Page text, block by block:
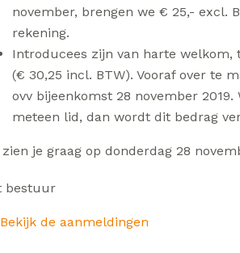
november, brengen we € 25,- excl.
rekening.
Introducees zijn van harte welkom,
(€ 30,25 incl. BTW). Vooraf over te
ovv bijeenkomst 28 november
meteen lid, dan wordt dit bedrag
zien je graag op donderdag 28
bestuur
Bekijk de aanmeldingen